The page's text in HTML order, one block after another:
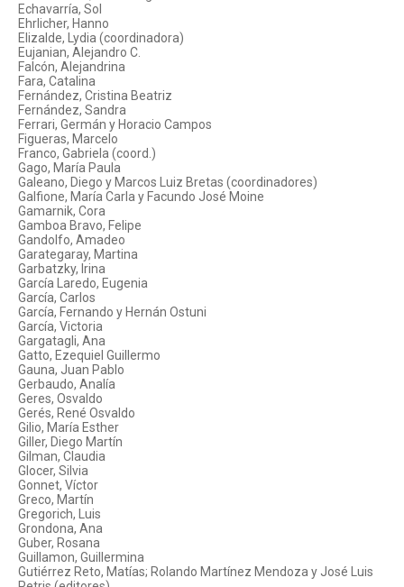
Echavarría, Sol
Ehrlicher, Hanno
Elizalde, Lydia (coordinadora)
Eujanian, Alejandro C.
Falcón, Alejandrina
Fara, Catalina
Fernández, Cristina Beatriz
Fernández, Sandra
Ferrari, Germán y Horacio Campos
Figueras, Marcelo
Franco, Gabriela (coord.)
Gago, María Paula
Galeano, Diego y Marcos Luiz Bretas (coordinadores)
Galfione, María Carla y Facundo José Moine
Gamarnik, Cora
Gamboa Bravo, Felipe
Gandolfo, Amadeo
Garategaray, Martina
Garbatzky, Irina
García Laredo, Eugenia
García, Carlos
García, Fernando y Hernán Ostuni
García, Victoria
Gargatagli, Ana
Gatto, Ezequiel Guillermo
Gauna, Juan Pablo
Gerbaudo, Analía
Geres, Osvaldo
Gerés, René Osvaldo
Gilio, María Esther
Giller, Diego Martín
Gilman, Claudia
Glocer, Silvia
Gonnet, Víctor
Greco, Martín
Gregorich, Luis
Grondona, Ana
Guber, Rosana
Guillamon, Guillermina
Gutiérrez Reto, Matías; Rolando Martínez Mendoza y José Luis